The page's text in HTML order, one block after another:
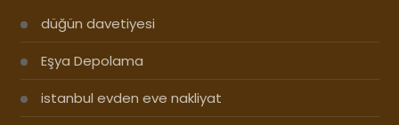
düğün davetiyesi
Eşya Depolama
istanbul evden eve nakliyat